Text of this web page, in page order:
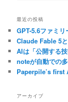
シ
ョ
ン
最近の投稿
GPT-5.6ファミ
Claude Fable 5
AIは「公開する
noteが自動での
Paperpile’s
アーカイブ